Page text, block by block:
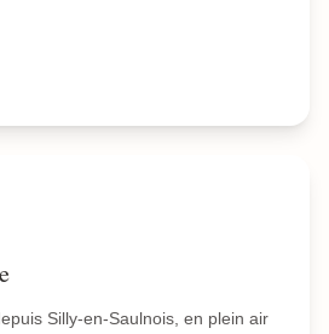
Silly-en-Saulnois, en plein air